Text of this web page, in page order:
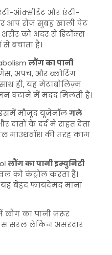
ऑक्सीडेंट और एंटी-
आप रोज सुबह खाली पेट
को अंदर से डिटॉक्स
बचाता है।
लौंग का पानी
अपच, और ब्लोटिंग
ही, यह मेटाबोलिज़्म
घटाने में मदद मिलती है।
इसमें मौजूद यूजेनॉलगले
दांतों के दर्द में राहत देता
माउथवॉश की तरह काम
लौंग का पानी इम्युनिटी
को कंट्रोल करता है।
बेहद फायदेमंद माना
लौंग का पानी ज़रूर
सरल लेकिन असरदार